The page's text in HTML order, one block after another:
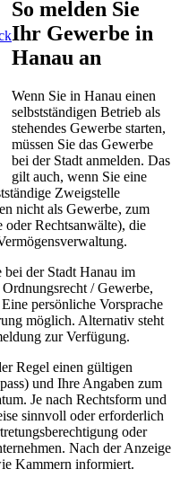
So melden Sie
Ihr Gewerbe in
Hanau an
Wenn Sie in Hanau einen
selbstständigen Betrieb als
stehendes Gewerbe starten,
müssen Sie das Gewerbe
bei der Stadt anmelden. Das
gilt auch, wenn Sie eine
Zweigstelle
nicht als Gewerbe, zum
Rechtsanwälte), die
der Stadt Hanau im
/ Gewerbe,
persönliche Vorsprache
möglich. Alternativ steht
zur Verfügung.
Regel einen gültigen
und Ihre Angaben zum
Je nach Rechtsform und
sinnvoll oder erforderlich
oder
Nach der Anzeige
Kammern informiert.